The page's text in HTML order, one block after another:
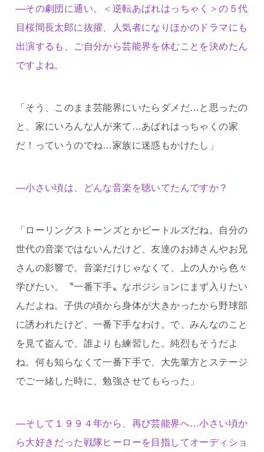
―その劇団に通い、＜逆転あばれはっちゃく＞の５代
目桜間長太郎に抜擢、人気者になりほかのドラマにも
出演するも、ご自分から芸能界を休むことを決めたん
ですよね。
「そう、このまま芸能界にいたらダメだ…と思ったの
と、家にいろんな人が来て…あばれはっちゃくの家
だ！っていうのでね…家族に迷惑もかけたし」
―小さい頃は、どんな音楽を聴いてたんですか？
「ローリングストーンズとかビートルズだね。自分の
世代の音楽ではないんだけど、友達のお姉さんやお兄
さんの影響で。音楽だけじゃなくて、上の人から色々
学びたい。〝一番下手〟なポジションにまず入りたい
んだよね。子供の頃から身体が大きかったから野球部
に誘われたけど、一番下手なわけ。で、みんなのこと
を見て盗んで、誰よりも練習した。純烈もそうだよ
ね。何も知らなくて一番下手で、大先輩方とステージ
でご一緒した時に、勉強させてもらった」
―そして１９９４年から、再び芸能界へ…小さい頃か
ら大好きだった戦隊ヒーローを目指してオーディショ